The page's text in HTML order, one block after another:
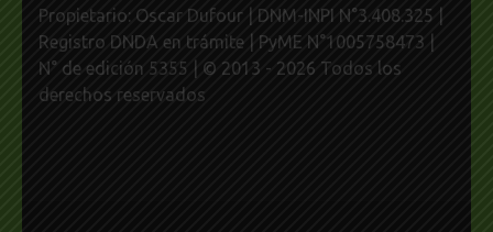
Propietario: Oscar Dufour | DNM-INPI N°3.408.325 |
Registro DNDA en trámite | PyME N°1005758473 |
N° de edición 5355 | © 2013 - 2026 Todos los
derechos reservados